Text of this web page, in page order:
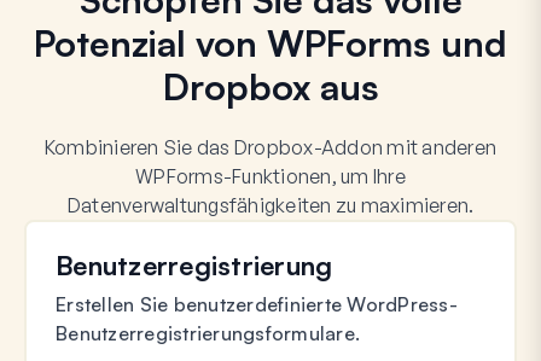
Potenzial von WPForms und
Dropbox aus
Kombinieren Sie das Dropbox-Addon mit anderen
WPForms-Funktionen, um Ihre
Datenverwaltungsfähigkeiten zu maximieren.
Benutzerregistrierung
Erstellen Sie benutzerdefinierte WordPress-
Benutzerregistrierungsformulare.